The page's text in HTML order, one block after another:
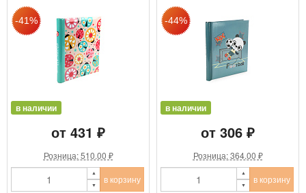
в наличии
от 431 ₽
Розница: 510.00 ₽
в корзину
в наличии
от 306 ₽
Розница: 364.00 ₽
в корзину